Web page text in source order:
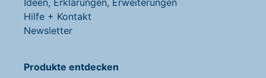
Ideen, Erklärungen, Erweiterungen
Hilfe + Kontakt
Newsletter
Produkte entdecken